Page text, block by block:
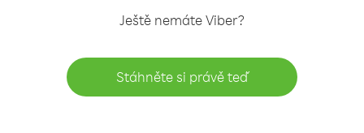
Ještě nemáte Viber?
Stáhněte si právě teď